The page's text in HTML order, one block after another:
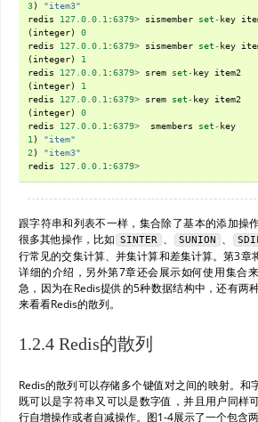
3) "item3"
redis
127.0.0.1 :6379> sismember set- key
(integer) 0
redis
127.0.0.1 :6379> sismember set- key
(integer) 1
redis
127.0.0.1 :6379> srem set- key item2
(integer) 1
redis
127.0.0.1 :6379> srem set- key item2
(integer) 0
redis
127.0.0.1 :6379> smembers set- key
1 )
"item"
2 )
"item3"
redis
127.0.0.1 :6379>
跟字符串和列表不一样，集合除了基本的添加操
很多其他操作，比如 SINTER 、 SUNION 、
行常见的交集计算、并集计算和差集计算。第3章
详细的介绍，另外第7章还会展示如何使用集合
急，因为在Redis提供的5种数据结构中，还有两
来看看Redis的散列。
1.2.4 Redis的散列
Redis的散列可以存储多个键值对之间的映射。和
既可以是字符串又可以是数字值，并且用户同样
行自增操作或者自减操作。图1-4展示了一个包含两